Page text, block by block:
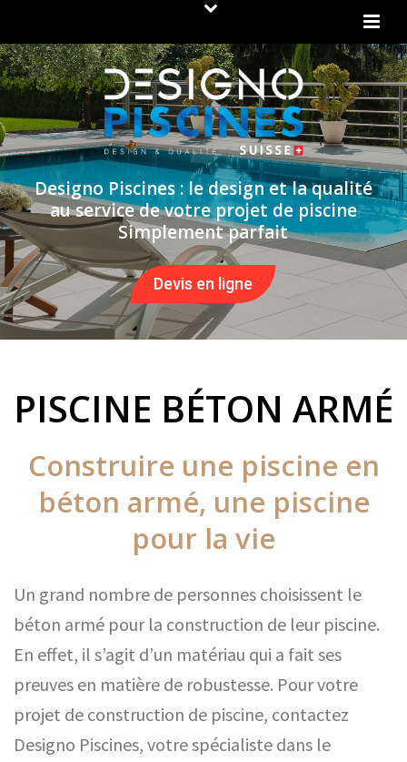
Designo Piscines : le design et la qualité
au service de votre projet de piscine
Simplement parfait
Devis en ligne
PISCINE BÉTON ARMÉ
Construire une piscine en
béton armé, une piscine
pour la vie
Un grand nombre de personnes choisissent le
béton armé pour la construction de leur piscine.
En effet, il s’agit d’un matériau qui a fait ses
preuves en matière de robustesse. Pour votre
projet de construction de piscine, contactez
Designo Piscines, votre spécialiste dans le